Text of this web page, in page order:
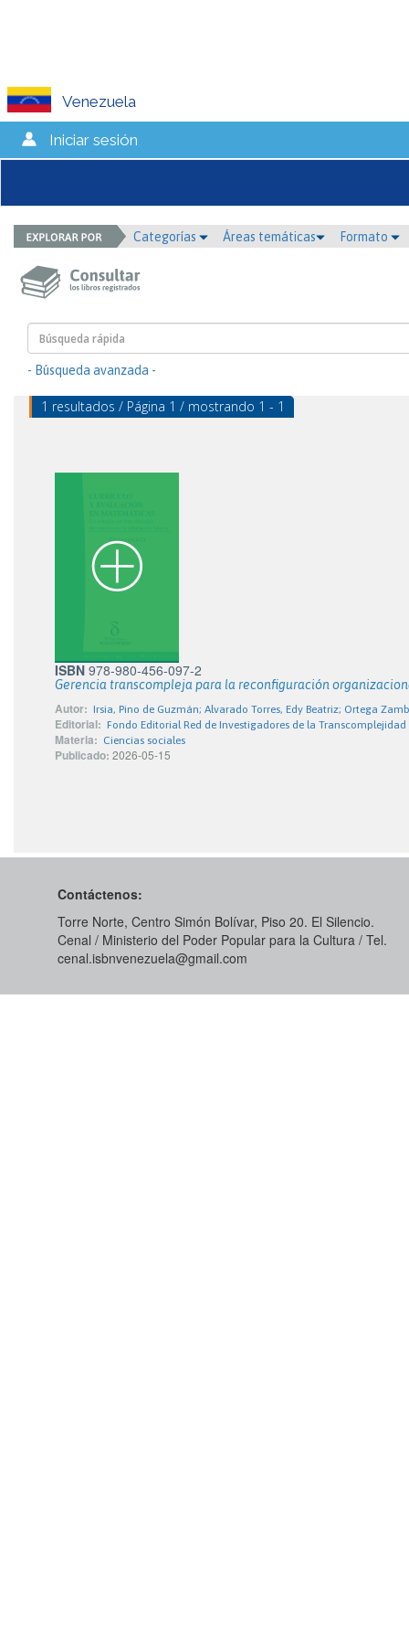
Venezuela
Iniciar sesión
Categorías Áreas temáticas Formato
- Búsqueda avanzada -
1 resultados / Página 1 / mostrando 1 - 1
ISBN 978-980-456-097-2
Gerencia transcompleja para la reconfiguración
Autor: Irsia, Pino de Guzmán; Alvarado Torres, Edy Beatriz; Ortega
Editorial: Fondo Editorial Red de Investigadores de la Transcomplejidad
Materia: Ciencias sociales
Publicado: 2026-05-15
Contáctenos:
Torre Norte, Centro Simón Bolívar, Piso 20. El Silencio.
Cenal / Ministerio del Poder Popular para la Cultura / Tel.
cenal.isbnvenezuela@gmail.com